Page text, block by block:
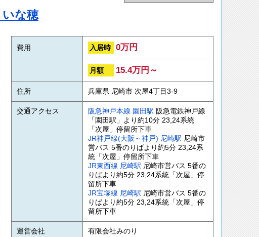
な穂
費用 入居時 0万円
月額 15.4万円～
住所 兵庫県 尼崎市 次屋4丁目3-9
交通アクセス 阪急神戸本線 園田駅 阪急電鉄神戸線
「園田駅」より約10分 23,24系統
「次屋」停留所下車
JR神戸線(大阪～神戸) 尼崎駅 尼崎市
営バス 5番のりばより約5分 23,24系
統「次屋」停留所下車
JR東西線 尼崎駅 尼崎市営バス 5番の
りばより約5分 23,24系統「次屋」停
留所下車
JR宝塚線 尼崎駅 尼崎市営バス 5番の
りばより約5分 23,24系統「次屋」停
留所下車
運営会社 有限会社みのり